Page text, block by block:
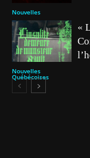
Nouvelles
Nouvelles
Québécoises
«